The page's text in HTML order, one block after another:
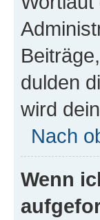
dulden
wird
Nach
Wenn